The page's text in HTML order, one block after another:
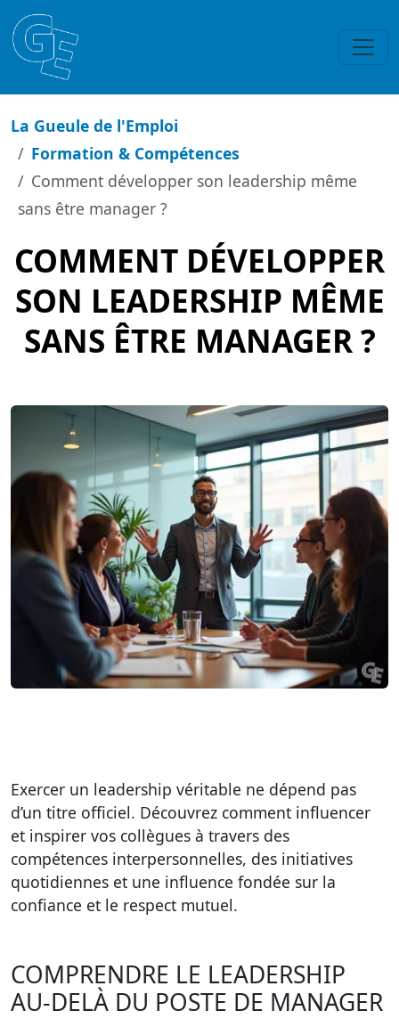
La Gueule de l'Emploi
Formation & Compétences
Comment développer son leadership même
sans être manager ?
COMMENT DÉVELOPPER
SON LEADERSHIP MÊME
SANS ÊTRE MANAGER ?
Exercer un leadership véritable ne dépend pas
d’un titre officiel. Découvrez comment influencer
et inspirer vos collègues à travers des
compétences interpersonnelles, des initiatives
quotidiennes et une influence fondée sur la
confiance et le respect mutuel.
COMPRENDRE LE LEADERSHIP
AU-DELÀ DU POSTE DE MANAGER